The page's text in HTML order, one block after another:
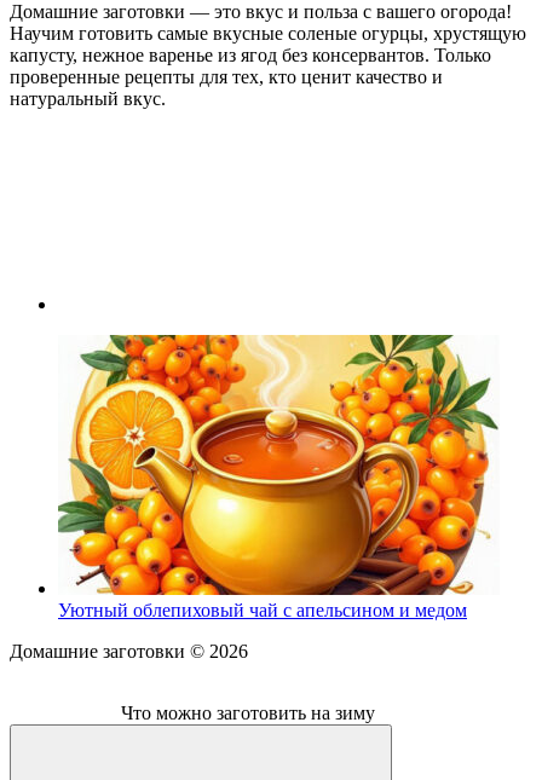
Домашние заготовки — это вкус и польза с вашего огорода!
Научим готовить самые вкусные соленые огурцы, хрустящую
капусту, нежное варенье из ягод без консервантов. Только
проверенные рецепты для тех, кто ценит качество и
натуральный вкус.
Уютный облепиховый чай с апельсином и медом
Домашние заготовки © 2026
Что можно заготовить на зиму